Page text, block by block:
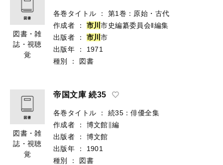
図書・雑
誌・視聴
覚
各巻タイトル ：
第1巻：原始・古代
作成者
： 市川市史編纂委員会‖編集
出版者
： 市川市
出版年
：
1971
種別
： 図書
図書・雑
誌・視聴
覚
帝国文庫 続35
各巻タイトル ：
続35：俳優全集
作成者
：
博文館∥編
出版者
：
博文館
出版年
：
1901
種別
： 図書